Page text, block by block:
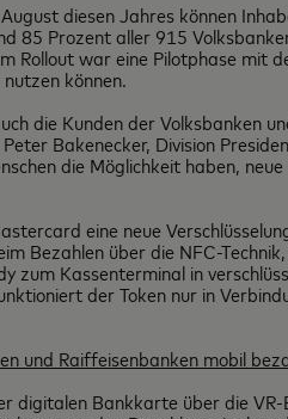
diesen Jahres können
85 Prozent aller 915
war eine Pilotphase mit
können.
die Kunden der
Bakenecker, Division
die Möglichkeit haben,
eine neue
Bezahlen über die NFC-
zum Kassenterminal in
der Token nur in
und Raiffeisenbanken mobil
digitalen Bankkarte über die